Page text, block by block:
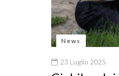
News
23 Luglio 2025